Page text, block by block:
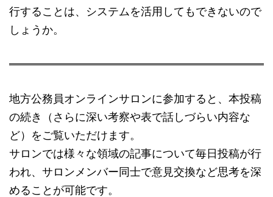
行することは、システムを活用してもできないので
しょうか。
地方公務員オンラインサロンに参加すると、本投稿
の続き（さらに深い考察や表で話しづらい内容な
ど）をご覧いただけます。
サロンでは様々な領域の記事について毎日投稿が行
われ、サロンメンバー同士で意見交換など思考を深
めることが可能です。